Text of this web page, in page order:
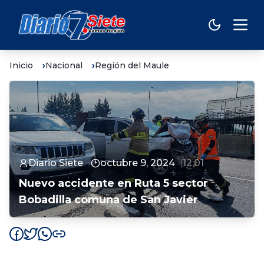
Inicio Nacional Región del Maule
Diario Siete octubre 9, 2024 12:01
Nuevo accidente en Ruta 5 sector
Bobadilla comuna de San Javier